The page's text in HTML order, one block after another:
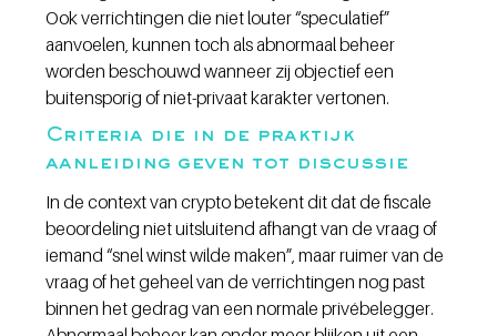
Ook verrichtingen die niet louter “speculatief”
aanvoelen, kunnen toch als abnormaal beheer
worden beschouwd wanneer zij objectief een
buitensporig of niet-privaat karakter vertonen.
Criteria die in de praktijk
aanleiding geven tot discussie
In de context van crypto betekent dit dat de fiscale
beoordeling niet uitsluitend afhangt van de vraag of
iemand “snel winst wilde maken”, maar ruimer van de
vraag of het geheel van de verrichtingen nog past
binnen het gedrag van een normale privébelegger.